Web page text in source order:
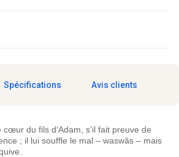
Spécifications Avis clients
du fils d’Adam, s’il fait preuve de
; il lui souffle le mal – waswâs – mais